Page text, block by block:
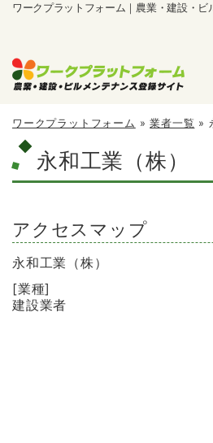
ワークプラットフォーム｜農業・建設・
ワークプラットフォーム »業者一覧 »
永和工業（株）
アクセスマップ
永和工業（株）
[業種]
建設業者